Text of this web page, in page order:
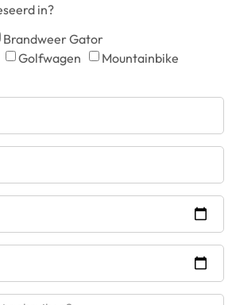
in?
Brandweer Gator
Golfwagen
Mountainbike